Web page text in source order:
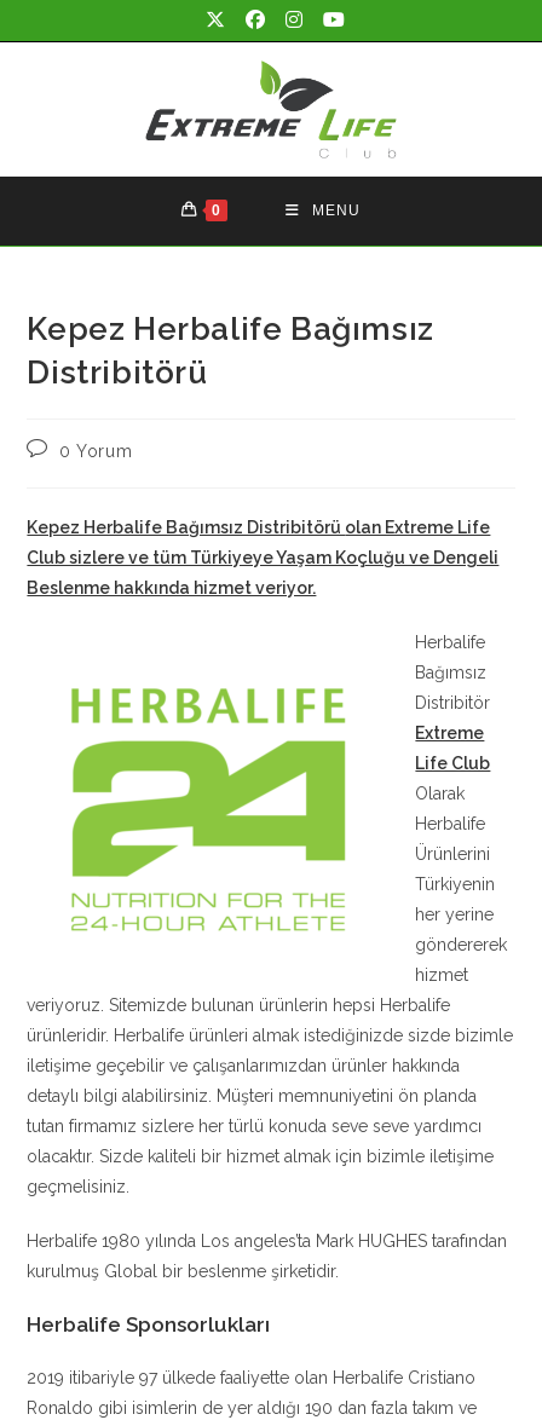
to
0 MENU
Kepez Herbalife Bağımsız
Distribitörü
Post0 Yorum
Kepez Herbalife Bağımsız Distribitörü olan Extreme Life
Club sizlere ve tüm Türkiyeye Yaşam Koçluğu ve Dengeli
Beslenme hakkında hizmet veriyor.
Herbalife
Bağımsız
Distribitör
Extreme
Life Club
Olarak
Herbalife
Ürünlerini
Türkiyenin
her yerine
göndererek
hizmet
veriyoruz. Sitemizde bulunan ürünlerin hepsi Herbalife
ürünleridir. Herbalife ürünleri almak istediğinizde sizde bizimle
iletişime geçebilir ve çalışanlarımızdan ürünler hakkında
detaylı bilgi alabilirsiniz. Müşteri memnuniyetini ön planda
tutan firmamız sizlere her türlü konuda seve seve yardımcı
olacaktır. Sizde kaliteli bir hizmet almak için bizimle iletişime
geçmelisiniz.
Herbalife 1980 yılında Los angeles’ta Mark HUGHES tarafından
kurulmuş Global bir beslenme şirketidir.
Herbalife Sponsorlukları
2019 itibariyle 97 ülkede faaliyette olan Herbalife Cristiano
Ronaldo gibi isimlerin de yer aldığı 190 dan fazla takım ve